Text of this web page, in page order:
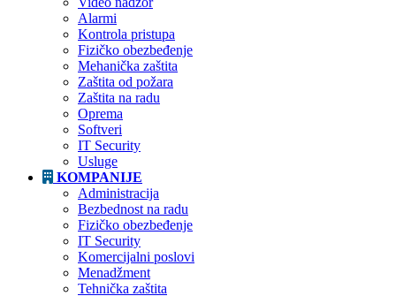
Alarmi
Kontrola pristupa
Fizičko obezbeđenje
Mehanička zaštita
Zaštita od požara
Zaštita na radu
Oprema
Softveri
IT Security
Usluge
KOMPANIJE
Administracija
Bezbednost na radu
Fizičko obezbeđenje
IT Security
Komercijalni poslovi
Menadžment
Tehnička zaštita